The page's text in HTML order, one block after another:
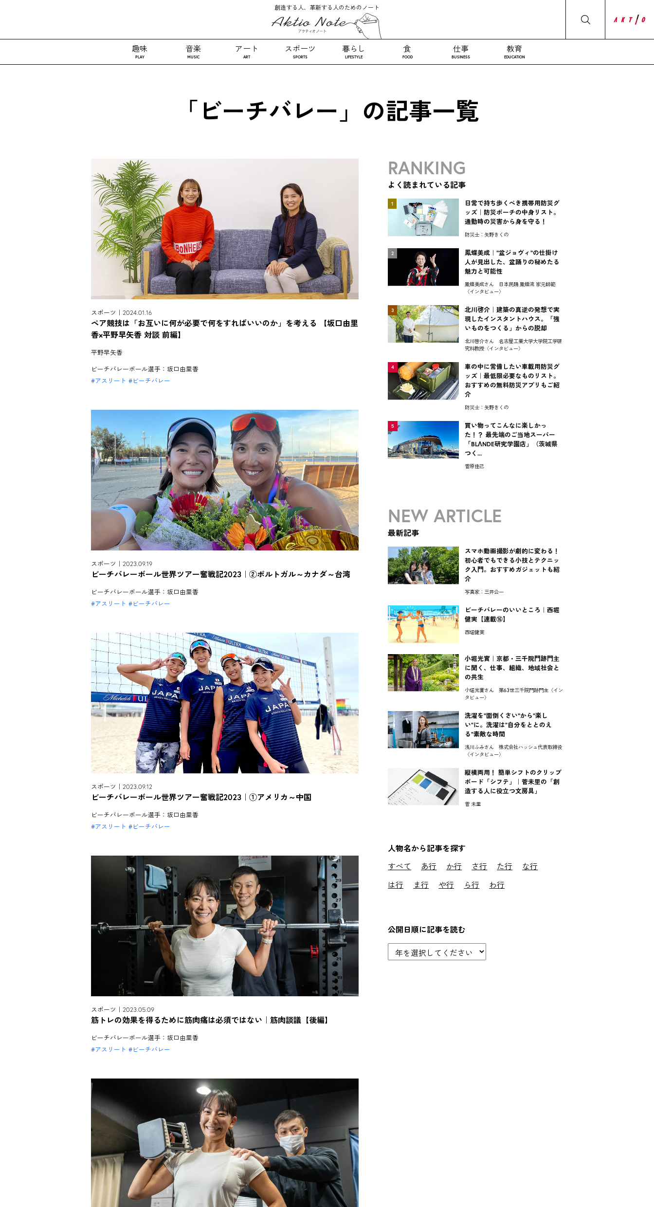
創造する人、革新する人のためのノート
趣味
PLAY
音楽
MUSIC
アート
ART
スポーツ
SPORTS
暮らし
LIFESTYLE
食
FOOD
仕事
BUSINESS
教育
EDUCATION
「ビーチバレー」の記事一覧
スポーツ｜2024.01.16
ペア競技は「お互いに何が必要で何をすればいいのか」を考える 【坂口由里
香×平野早矢香 対談 前編】
平野早矢香
ビーチバレーボール選手：坂口由里香
アスリート ビーチバレー
スポーツ｜2023.09.19
ビーチバレーボール世界ツアー奮戦記2023｜②ポルトガル～カナダ～台湾
ビーチバレーボール選手：坂口由里香
アスリート ビーチバレー
スポーツ｜2023.09.12
ビーチバレーボール世界ツアー奮戦記2023｜①アメリカ～中国
ビーチバレーボール選手：坂口由里香
アスリート ビーチバレー
スポーツ｜2023.05.09
筋トレの効果を得るために筋肉痛は必須ではない｜筋肉談議【後編】
ビーチバレーボール選手：坂口由里香
アスリート ビーチバレー
RANKING
よく読まれている記事
1
日常で持ち歩くべき携帯用防災グ
ッズ｜防災ポーチの中身リスト。
通勤時の災害から身を守る！
防災士：矢野きくの
2
鳳蝶美成｜"盆ジョヴィ"の仕掛け
人が見出した、盆踊りの秘めたる
魅力と可能性
鳳蝶美成さん 日本民踊 鳳蝶流 家元師範
〈インタビュー〉
3
北川啓介｜建築の真逆の発想で実
現したインスタントハウス。「強
いものをつくる」からの脱却
北川啓介さん 名古屋工業大学大学院工学研
究科教授〈インタビュー〉
4
車の中に常備したい車載用防災グ
ッズ｜最低限必要なものリスト。
おすすめの無料防災アプリもご紹
介
防災士：矢野きくの
5
買い物ってこんなに楽しかっ
た！？ 最先端のご当地スーパー
「BLΛNDE研究学園店」（茨城県
つく...
菅原佳己
NEW ARTICLE
最新記事
スマホ動画撮影が劇的に変わる！
初心者でもできる小技とテクニッ
ク入門。おすすめガジェットも紹
介
写真家：三井公一
ビーチバレーのいいところ｜西堀
健実【連載⑯】
西堀健実
小堀光實｜京都・三千院門跡門主
に聞く、仕事、組織、地域社会と
の共生
小堀光實さん 第63世三千院門跡門主〈イン
タビュー〉
洗濯を"面倒くさい"から"楽し
い"に。洗濯は"自分をととのえ
る"素敵な時間
浅川ふみさん 株式会社ハッシュ代表取締役
〈インタビュー〉
縦横両用！ 簡単シフトのクリップ
ボード「シフテ」｜菅未里の「創
造する人に役立つ文房具」
菅 未里
人物名から記事を探す
すべて
あ行 か行 さ行 た行
な行
は行
ま行 や行 ら行 わ行
公開日順に記事を読む